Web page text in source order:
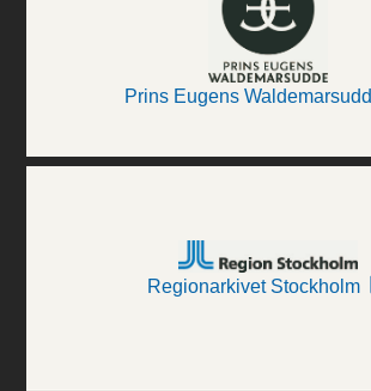
Prins Eugens
Regionarkivet Stockholm